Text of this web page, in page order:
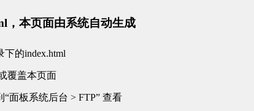
，本页面由系统自动生成
下的index.html
覆盖本页面
“面板系统后台 > FTP” 查看